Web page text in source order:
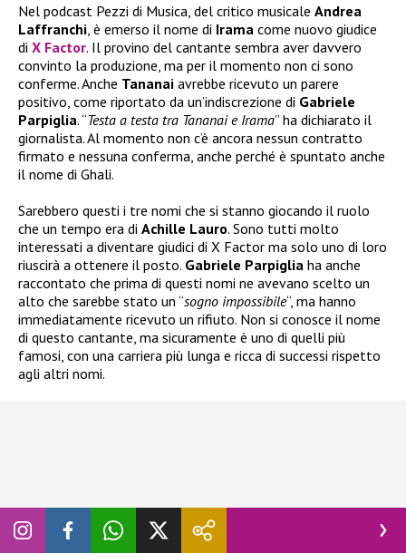
Nel podcast Pezzi di Musica, del critico musicale Andrea
Laffranchi , è emerso il nome di Irama come nuovo giudice
di X Factor. Il provino del cantante sembra aver davvero
convinto la produzione, ma per il momento non ci sono
conferme. Anche Tananai avrebbe ricevuto un parere
positivo, come riportato da un’indiscrezione di Gabriele
Parpiglia. “Testa a testa tra Tananai e Irama” ha dichiarato il
giornalista. Al momento non c’è ancora nessun contratto
firmato e nessuna conferma, anche perché è spuntato anche
il nome di Ghali.
Sarebbero questi i tre nomi che si stanno giocando il ruolo
che un tempo era di Achille Lauro. Sono tutti molto
interessati a diventare giudici di X Factor ma solo uno di loro
riuscirà a ottenere il posto. Gabriele Parpiglia ha anche
raccontato che prima di questi nomi ne avevano scelto un
alto che sarebbe stato un “sogno impossibile“, ma hanno
immediatamente ricevuto un rifiuto. Non si conosce il nome
di questo cantante, ma sicuramente è uno di quelli più
famosi, con una carriera più lunga e ricca di successi rispetto
agli altri nomi.